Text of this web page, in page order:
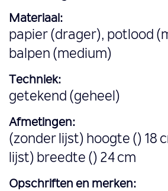
Materiaal:
papier (drager), potlood
balpen (medium)
Techniek:
getekend (geheel)
Afmetingen:
(zonder lijst) hoogte () 18
lijst) breedte () 24 cm
Opschriften en merken: